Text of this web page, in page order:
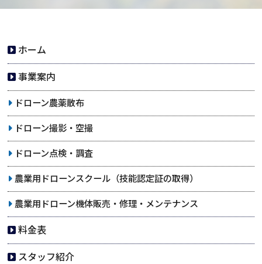
ホーム
事業案内
ドローン農薬散布
ドローン撮影・空撮
ドローン点検・調査
農業用ドローンスクール （技能認定証の取得）
農業用ドローン機体販売・修理・メンテナンス
料金表
スタッフ紹介